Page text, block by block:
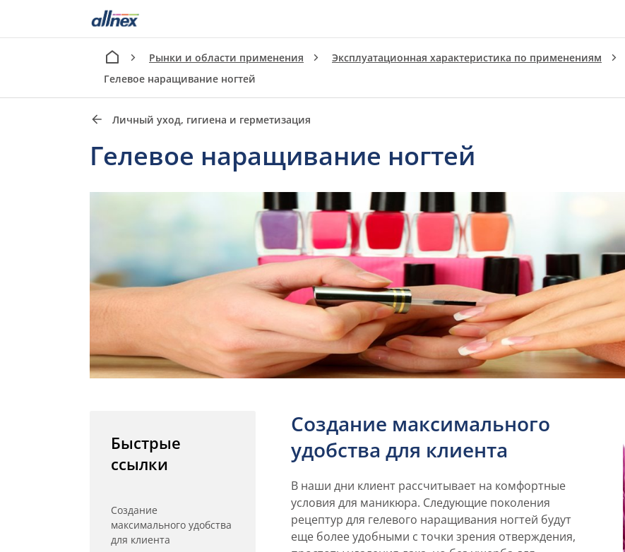
Рынки и области применения Эксплуатационная характеристика по применениям
Гелевое наращивание ногтей
Личный уход, гигиена и герметизация
Гелевое наращивание ногтей
Быстрые
ссылки
Создание
максимального удобства
для клиента
Создание максимального
удобства для клиента
В наши дни клиент рассчитывает на комфортные
условия для маникюра. Следующие поколения
рецептур для гелевого наращивания ногтей будут
еще более удобными с точки зрения отверждения,